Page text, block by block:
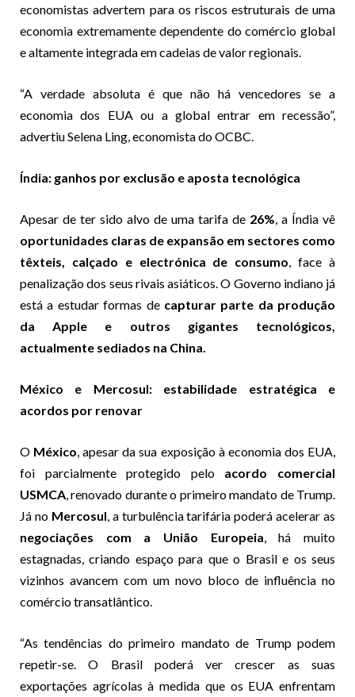
economistas advertem para os riscos estruturais de uma
economia extremamente dependente do comércio global
e altamente integrada em cadeias de valor regionais.
“A verdade absoluta é que não há vencedores se a
economia dos EUA ou a global entrar em recessão”,
advertiu Selena Ling, economista do OCBC.
Índia: ganhos por exclusão e aposta tecnológica
Apesar de ter sido alvo de uma tarifa de 26%, a Índia vê
oportunidades claras de expansão em sectores como
têxteis, calçado e electrónica de consumo, face à
penalização dos seus rivais asiáticos. O Governo indiano já
está a estudar formas de capturar parte da produção
da Apple e outros gigantes tecnológicos,
actualmente sediados na China.
México e Mercosul: estabilidade estratégica e
acordos por renovar
O México, apesar da sua exposição à economia dos EUA,
foi parcialmente protegido pelo acordo comercial
USMCA, renovado durante o primeiro mandato de Trump.
Já no Mercosul, a turbulência tarifária poderá acelerar as
negociações com a União Europeia, há muito
estagnadas, criando espaço para que o Brasil e os seus
vizinhos avancem com um novo bloco de influência no
comércio transatlântico.
“As tendências do primeiro mandato de Trump podem
repetir-se. O Brasil poderá ver crescer as suas
exportações agrícolas à medida que os EUA enfrentam